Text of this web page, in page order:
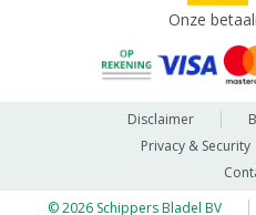
Onze
Disclaimer
Privacy & Security
© 2026 Schippers Bladel BV